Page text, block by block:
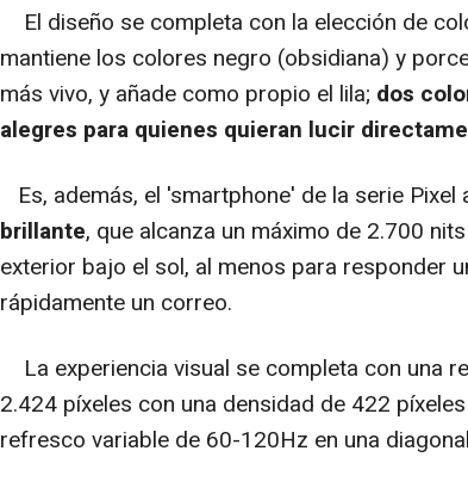
El diseño se completa con la elección de
mantiene los colores negro (obsidiana) y
más vivo, y añade como propio el lila; dos
alegres para quienes quieran lucir
Es, además, el 'smartphone' de la serie Pixel
brillante, que alcanza un máximo de 2.700
exterior bajo el sol, al menos para responder
rápidamente un correo.
La experiencia visual se completa con una
2.424 píxeles con una densidad de 422
refresco variable de 60-120Hz en una